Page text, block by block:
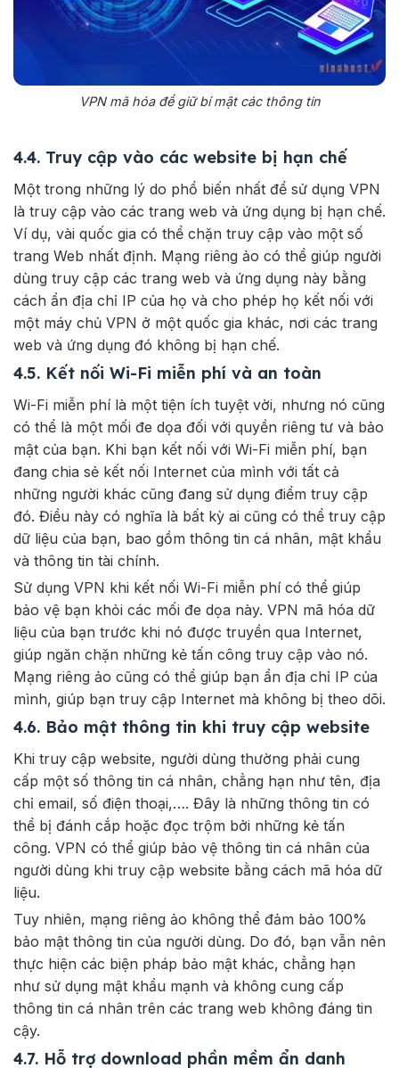
VPN mã hóa để giữ bí mật các thông tin
4.4. Truy cập vào các website bị hạn chế
Một trong những lý do phổ biến nhất để sử dụng VPN
là truy cập vào các trang web và ứng dụng bị hạn chế.
Ví dụ, vài quốc gia có thể chặn truy cập vào một số
trang Web nhất định. Mạng riêng ảo có thể giúp người
dùng truy cập các trang web và ứng dụng này bằng
cách ẩn địa chỉ IP của họ và cho phép họ kết nối với
một máy chủ VPN ở một quốc gia khác, nơi các trang
web và ứng dụng đó không bị hạn chế.
4.5. Kết nối Wi-Fi miễn phí và an toàn
Wi-Fi miễn phí là một tiện ích tuyệt vời, nhưng nó cũng
có thể là một mối đe dọa đối với quyền riêng tư và bảo
mật của bạn. Khi bạn kết nối với Wi-Fi miễn phí, bạn
đang chia sẻ kết nối Internet của mình với tất cả
những người khác cũng đang sử dụng điểm truy cập
đó. Điều này có nghĩa là bất kỳ ai cũng có thể truy cập
dữ liệu của bạn, bao gồm thông tin cá nhân, mật khẩu
và thông tin tài chính.
Sử dụng VPN khi kết nối Wi-Fi miễn phí có thể giúp
bảo vệ bạn khỏi các mối đe dọa này. VPN mã hóa dữ
liệu của bạn trước khi nó được truyền qua Internet,
giúp ngăn chặn những kẻ tấn công truy cập vào nó.
Mạng riêng ảo cũng có thể giúp bạn ẩn địa chỉ IP của
mình, giúp bạn truy cập Internet mà không bị theo dõi.
4.6. Bảo mật thông tin khi truy cập website
Khi truy cập website, người dùng thường phải cung
cấp một số thông tin cá nhân, chẳng hạn như tên, địa
chỉ email, số điện thoại,…. Đây là những thông tin có
thể bị đánh cắp hoặc đọc trộm bởi những kẻ tấn
công. VPN có thể giúp bảo vệ thông tin cá nhân của
người dùng khi truy cập website bằng cách mã hóa dữ
liệu.
Tuy nhiên, mạng riêng ảo không thể đảm bảo 100%
bảo mật thông tin của người dùng. Do đó, bạn vẫn nên
thực hiện các biện pháp bảo mật khác, chẳng hạn
như sử dụng mật khẩu mạnh và không cung cấp
thông tin cá nhân trên các trang web không đáng tin
cậy.
4.7. Hỗ trợ download phần mềm ẩn danh